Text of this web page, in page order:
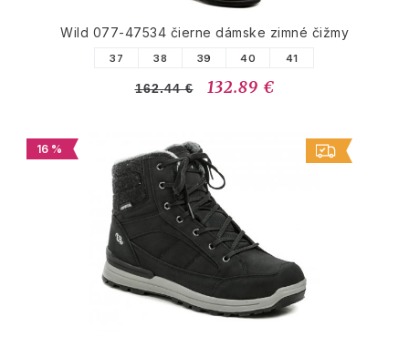
Wild 077-47534 čierne dámske zimné čižmy
37 38 39 40 41
162.44 € 132.89 €
16 %